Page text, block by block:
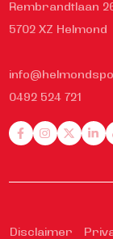
Rembrandtlaan
5702 XZ Helmond
0492 524 721
Disclaimer